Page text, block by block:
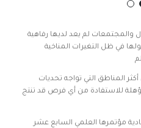
والمجتمعات لم يعد لديها رفاهية
في ظل التغيرات المناخية
المناطق التي تواجه تحديات
للاستفادة من أي فرص قد تنتج
مؤتمرها العلمي السابع عشر